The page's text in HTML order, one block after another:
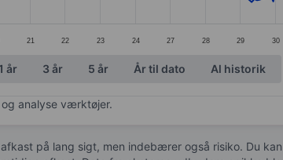
21 22 23 24 27 28 29 30
år 3 år 5 år År til dato Al historik
analyse værktøjer.
på lang sigt, men indebærer også risiko. Du